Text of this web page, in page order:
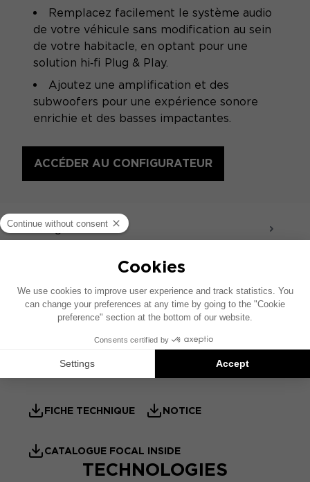
Remplacez facilement le système audio
de votre véhicule sans modification au sein
de votre habitacle, en optant pour une
solution hi‑fi Plug & Play.
Ajoutez une amplification et des
subwoofers pour une expérience sonore
enrichie et des basses impactantes.
ACCÉDER AU CONFIGURATEUR
Design
Son - Acoustique
FICHE TECHNIQUE - TWEETER
FICHE TECHNIQUE NOTICE
CATALOGUE FOCAL INSIDE
TECHNOLOGIES